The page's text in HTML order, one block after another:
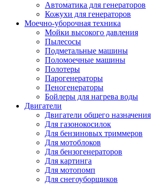
Автоматика для генераторов
Кожухи для генераторов
Моечно-уборочная техника
Мойки высокого давления
Пылесосы
Подметальные машины
Поломоечные машины
Полотеры
Парогенераторы
Пеногенераторы
Бойлеры для нагрева воды
Двигатели
Двигатели общего назначения
Для газонокосилок
Для бензиновых триммеров
Для мотоблоков
Для бензогенераторов
Для картинга
Для мотопомп
Для снегоуборщиков